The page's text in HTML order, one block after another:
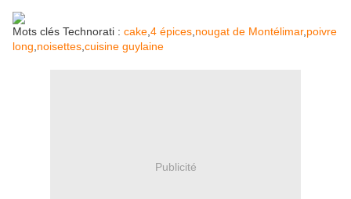
Mots clés Technorati : cake 4 épices nougat de Montélimar, poivre
long noisettes cuisine guylaine
Publicité